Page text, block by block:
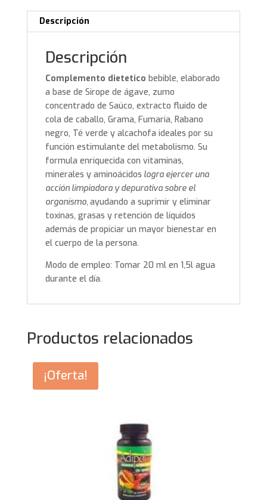
Descripción
Descripción
Complemento dietetico bebible, elaborado
a base de Sirope de ágave, zumo
concentrado de Saúco, extracto fluido de
cola de caballo, Grama, Fumaria, Rabano
negro, Té verde y alcachofa ideales por su
función estimulante del metabolismo. Su
formula enriquecida con vitaminas,
minerales y aminoácidos logra ejercer una
acción limpiadora y depurativa sobre el
organismo,ayudando a suprimir y eliminar
toxinas, grasas y retención de líquidos
además de propiciar un mayor bienestar en
el cuerpo de la persona.
Modo de empleo: Tomar 20 ml en 1,5l agua
durante el día.
Productos relacionados
¡Oferta!